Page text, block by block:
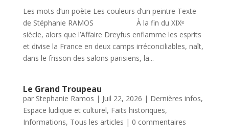
Les mots d’un poète Les couleurs d’un peintre Texte
de Stéphanie RAMOS À la fin du XIXᵉ
siècle, alors que l’Affaire Dreyfus enflamme les esprits
et divise la France en deux camps irréconciliables, naît,
dans le frisson des salons parisiens, la...
Le Grand Troupeau
par Stephanie Ramos | Juil 22, 2026 | Dernières infos,
Espace ludique et culturel, Faits historiques,
Informations, Tous les articles | 0 commentaires